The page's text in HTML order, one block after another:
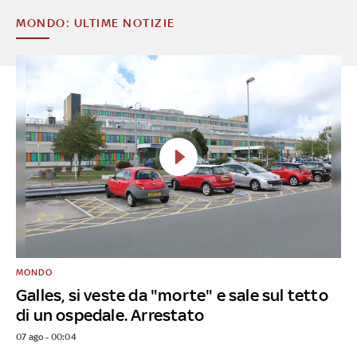
MONDO: ULTIME NOTIZIE
Galles, si veste da "morte" e sale sul tetto
di un ospedale. Arrestato
MONDO
07 ago - 00:04